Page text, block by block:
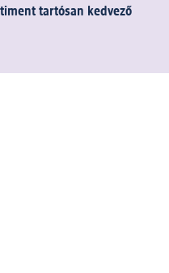
tartósan kedvező